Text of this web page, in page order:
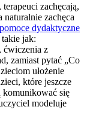
zachęcają,
zachęca
pomoce dydaktyczne
takie jak:
ćwiczenia z
zamiast pytać „Co
ułożenie
które jeszcze
komunikować się
modeluje